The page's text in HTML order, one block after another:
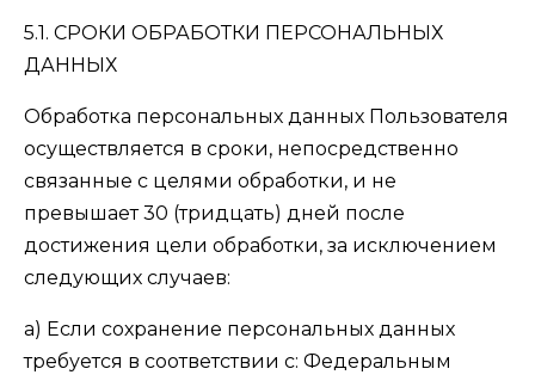
5.1. СРОКИ ОБРАБОТКИ ПЕРСОНАЛЬНЫХ
ДАННЫХ
Обработка персональных данных Пользователя
осуществляется в сроки, непосредственно
связанные с целями обработки, и не
превышает 30 (тридцать) дней после
достижения цели обработки, за исключением
следующих случаев:
а) Если сохранение персональных данных
требуется в соответствии с: Федеральным